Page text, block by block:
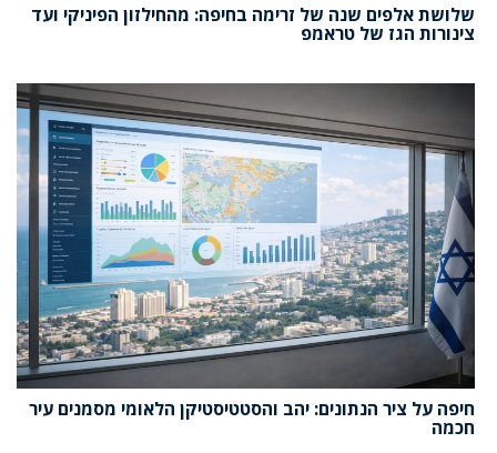
שלושת אלפים שנה של זרימה בחיפה: מהחילזון הפיניקי ועד
צינורות הגז של טראמפ
חיפה על ציר הנתונים: יהב והסטטיסטיקן הלאומי מסמנים עיר
חכמה